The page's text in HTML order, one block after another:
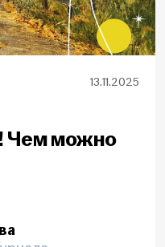
13.11.2025
Чем можно